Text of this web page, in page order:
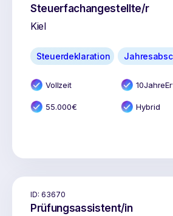
Steuerfachangestellte/r
Kiel
Steuerdeklaration
Vollzeit 10Jahre
55.000€ Hybrid
ID: 63670
Prüfungsassistent/in